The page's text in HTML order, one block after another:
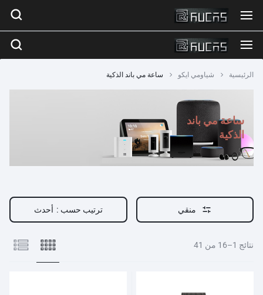
الرئيسية شياومي ايكو ساعة مي باند الذكية
ساعة مي باند
الذكية
منقي ترتيب حسب : أحدث
نتائج 1–16 من 41